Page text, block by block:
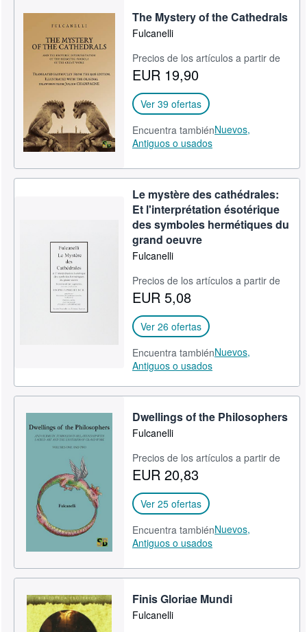
The Mystery of the Cathedrals
Fulcanelli
Precios de los artículos a partir de
EUR 19,90
Ver 39 ofertas
Encuentra tambiénNuevos,
Antiguos o usados
Le mystère des cathédrales:
Et l'interprétation ésotérique
des symboles hermétiques du
grand oeuvre
Fulcanelli
Precios de los artículos a partir de
EUR 5,08
Ver 26 ofertas
Encuentra tambiénNuevos,
Antiguos o usados
Dwellings of the Philosophers
Fulcanelli
Precios de los artículos a partir de
EUR 20,83
Ver 25 ofertas
Encuentra tambiénNuevos,
Antiguos o usados
Finis Gloriae Mundi
Fulcanelli